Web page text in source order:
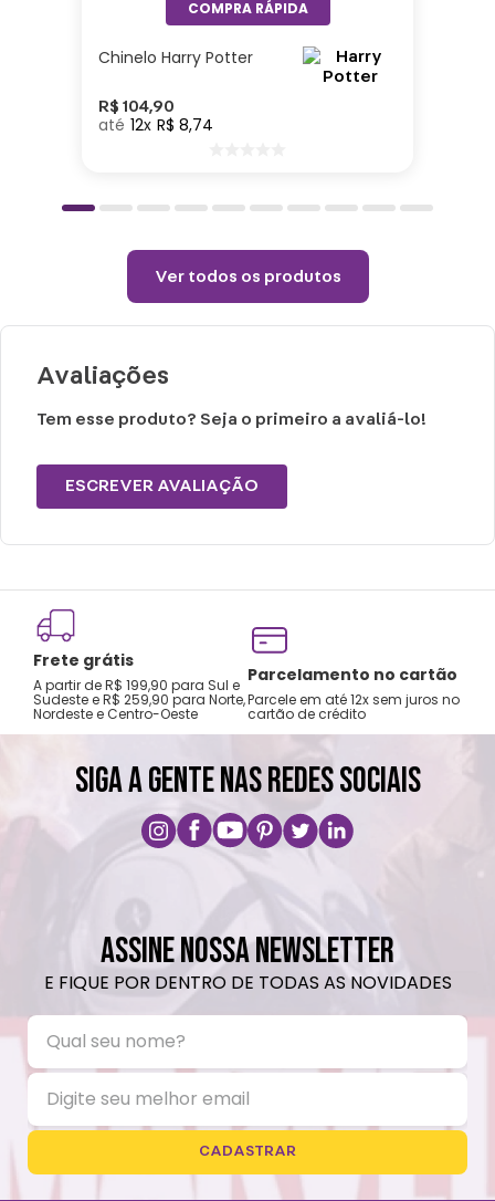
Cuidados e recomendações de uso:
Não colocar o produto na geladeira ou
Choques ou quedas podem danificar o
produto.
neutro.
Não utilizar produtos químicos ou
abrasivos.
Chinelo Harry Potter
R$ 104,90
12 R$ 8,74
Ver todos os produtos
Avaliações
Tem esse produto? Seja o primeiro a avaliá-lo!
ESCREVER AVALIAÇÃO
Frete grátis
A partir de R$ 199,90 para Sul e
Sudeste e R$ 259,90 para Norte,
Nordeste e Centro-Oeste
Parcelamento no cartão
Parcele em até 12x sem juros no
cartão de crédito
SIGA A GENTE NAS REDES SOCIAIS
ASSINE NOSSA NEWSLETTER
E FIQUE POR DENTRO DE TODAS AS NOVIDADES
CADASTRAR